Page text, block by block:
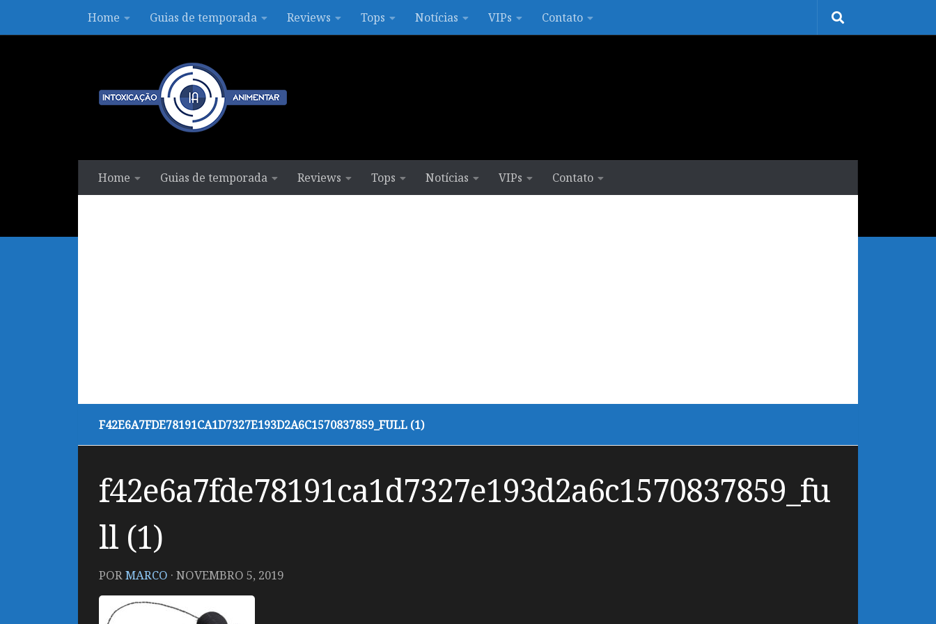
Skip to contentHome Guias de temporada Reviews Tops Notícias VIPs Contato
Home Guias de temporada Reviews Tops Notícias VIPs Contato
F42E6A7FDE78191CA1D7327E193D2A6C1570837859_FULL (1)
f42e6a7fde78191ca1d7327e193d2a6c1570837859_fu
ll (1)
PORMARCO · NOVEMBRO 5, 2019